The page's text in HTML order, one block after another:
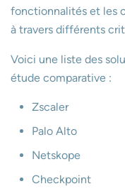
fonctionnalités et les
à travers différents
Voici une liste des
étude comparative :
Zscaler
Palo Alto
Netskope
Checkpoint